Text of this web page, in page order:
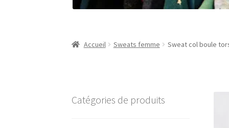
Accueil Sweats femme Sweat col boule
Catégories de produits